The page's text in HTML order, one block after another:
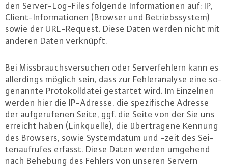
den Ser­ver-Log-Files folgende In­for­ma­tio­nen auf: IP,
Cli­ent-In­for­ma­tio­nen (Browser und Be­triebs­sys­tem)
sowie der URL-Re­quest. Diese Daten werden nicht mit
anderen Daten verknüpft.
Bei Miss­brauchs­ver­su­chen oder Ser­ver­feh­lern kann es
al­ler­dings möglich sein, dass zur Feh­ler­ana­ly­se eine so­
ge­nann­te Pro­to­koll­da­tei gestartet wird. Im Einzelnen
werden hier die IP-Adres­se, die spe­zi­fi­sche Adresse
der auf­ge­ru­fe­nen Seite, ggf. die Seite von der Sie uns
erreicht haben (Lin­k­quel­le), die über­tra­ge­ne Kennung
des Browsers, sowie Sys­temd­atum und -zeit des Sei­
ten­auf­ru­fes erfasst. Diese Daten werden umgehend
nach Behebung des Fehlers von unseren Servern